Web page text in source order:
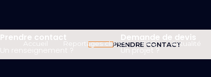
Prendre contact
Un renseignement ?
Demande de devis
Un projet ?
Accueil Reportages clients FAQ Actualité
PRENDRE CONTACT